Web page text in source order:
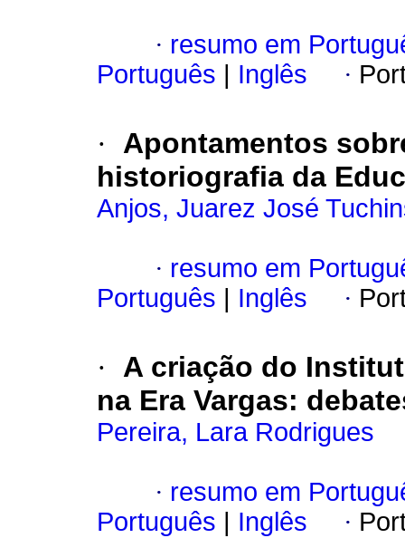
· resumo em
Português
Inglês ·
·
Apontamentos
historiografia da
Anjos, Juarez José
· resumo em
Português
Inglês ·
·
A criação do
na Era Vargas:
Pereira, Lara Rodrigues
· resumo em
Português
Inglês ·